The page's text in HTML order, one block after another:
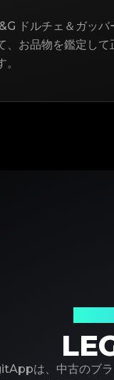
ドルチェ＆ガッバ
、お品物を鑑定して
は、中古のブラ